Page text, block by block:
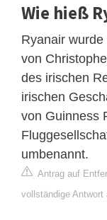
Wie hieß
Ryanair wurde
von
des irischen
irischen
von Guinness
umbenannt.
Antrag auf
vollständige